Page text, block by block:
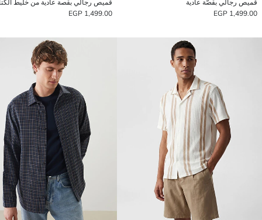
قميص رجالي بقصّة عادية
1,499.00 EGP
قميص رجالي بقصة عادية من خليط
1,499.00 EGP